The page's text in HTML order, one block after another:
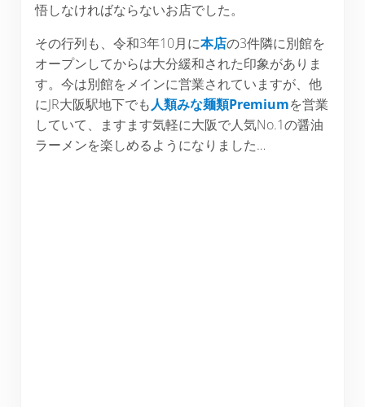
悟しなければならないお店でした。
その行列も、令和3年10月に本店の3件隣に別館を
オープンしてからは大分緩和された印象がありま
す。今は別館をメインに営業されていますが、他
にJR大阪駅地下でも人類みな麺類Premiumを営業
していて、ますます気軽に大阪で人気No.1の醤油
ラーメンを楽しめるようになりました…